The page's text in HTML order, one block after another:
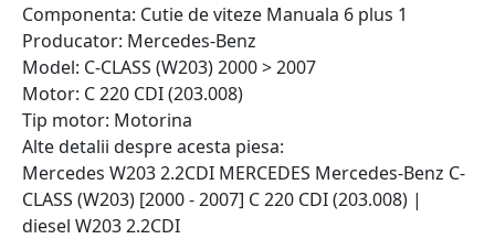
Componenta: Cutie de viteze Manuala 6 plus 1
Producator: Mercedes-Benz
Model: C-CLASS (W203) 2000 > 2007
Motor: C 220 CDI (203.008)
Tip motor: Motorina
Alte detalii despre acesta piesa:
Mercedes W203 2.2CDI MERCEDES Mercedes-Benz C-
CLASS (W203) [2000 - 2007] C 220 CDI (203.008) |
diesel W203 2.2CDI